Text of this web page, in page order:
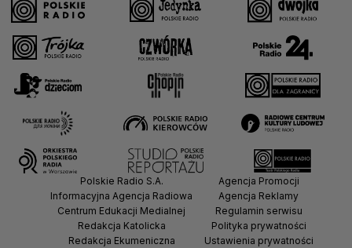
Polskie Radio S.A.
Informacyjna Agencja Radiowa
Centrum Edukacji Medialnej
Redakcja Katolicka
Redakcja Ekumeniczna
Agencja Promocji
Agencja Reklamy
Regulamin serwisu
Polityka prywatności
Ustawienia prywatności